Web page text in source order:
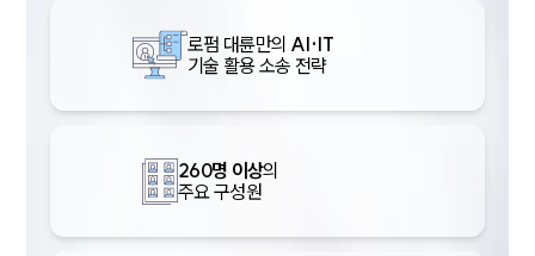
로펌 대륜만의 AI·IT
기술 활용 소송 전략
260명 이상의
주요 구성원